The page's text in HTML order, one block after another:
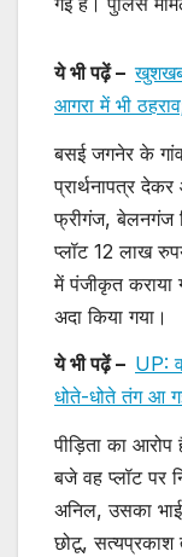
ये भी पढ़ें –
आगरा में भी
बसई जगनेर के गांव
प्रार्थनापत्र
फ्रीगंज, बेलनगंज
प्लॉट 12 लाख
में पंजीकृत
अदा किया गया।
ये भी पढ़ें – UP:
धोते-धोते तंग आ
पीड़िता का
बजे वह प्लॉट पर
अनिल, उसका
छोटू, सत्यप्रकाश